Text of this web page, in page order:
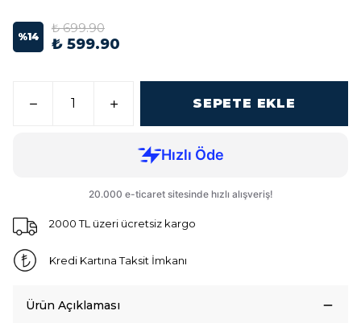
%14
₺ 699.90
₺ 599.90
SEPETE EKLE
2000 TL üzeri ücretsiz kargo
Kredi Kartına Taksit İmkanı
Ürün Açıklaması